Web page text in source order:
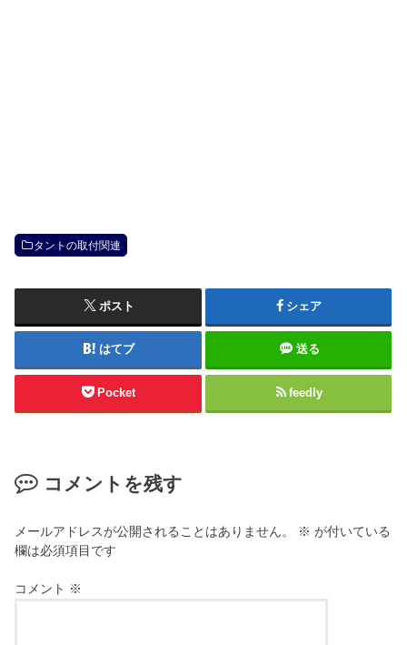
タントの取付関連
ポスト シェア
はてブ 送る
Pocket feedly
コメントを残す
メールアドレスが公開されることはありません。 ※ が付いている
欄は必須項目です
コメント ※